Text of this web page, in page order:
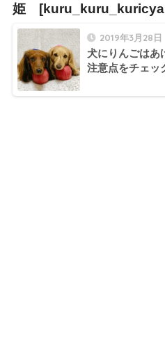
姫
2019年3月28日
犬にりんごはあ
注意点をチェッ